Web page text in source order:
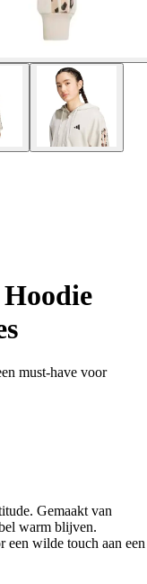
must-have voor
Gemaakt van
warm blijven.
een wilde touch aan een